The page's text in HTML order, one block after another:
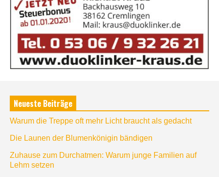
Neueste Beiträge
Warum die Treppe oft mehr Licht braucht als gedacht
Die Launen der Blumenkönigin bändigen
Zuhause zum Durchatmen: Warum junge Familien auf
Lehm setzen